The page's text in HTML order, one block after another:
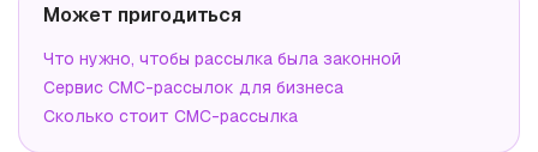
Может пригодиться
Что нужно, чтобы рассылка была законной
Сервис СМС-рассылок для бизнеса
Сколько стоит СМС-рассылка